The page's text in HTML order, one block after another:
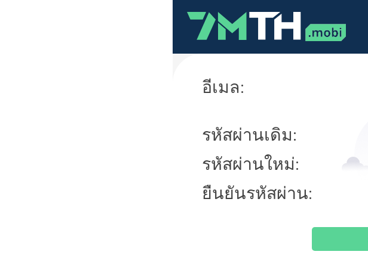
อีเมล:
รหัสผ่านเดิม:
รหัสผ่านใหม่:
ยืนยันรหัสผ่าน: